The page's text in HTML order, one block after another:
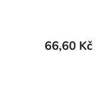
66,60 Kč